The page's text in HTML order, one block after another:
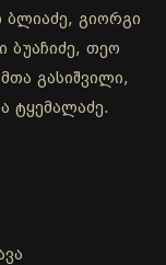
გიორგი
ბუაჩიძე, თეო
გასიშვილი,
ტყემალაძე.